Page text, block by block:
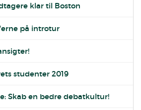
klar til Boston
på introtur
studenter 2019
Skab en bedre debatkultur!